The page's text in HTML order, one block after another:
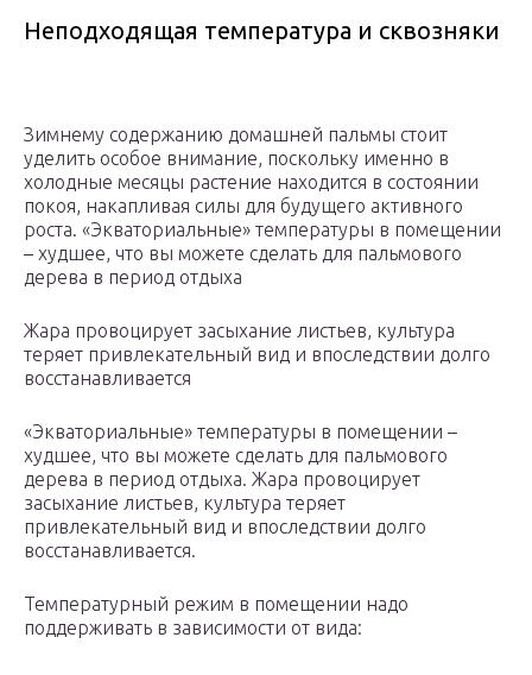
Неподходящая температура и сквозняки
Зимнему содержанию домашней пальмы стоит
уделить особое внимание, поскольку именно в
холодные месяцы растение находится в состоянии
покоя, накапливая силы для будущего активного
роста. «Экваториальные» температуры в помещении
– худшее, что вы можете сделать для пальмового
дерева в период отдыха
Жара провоцирует засыхание листьев, культура
теряет привлекательный вид и впоследствии долго
восстанавливается
«Экваториальные» температуры в помещении –
худшее, что вы можете сделать для пальмового
дерева в период отдыха. Жара провоцирует
засыхание листьев, культура теряет
привлекательный вид и впоследствии долго
восстанавливается.
Температурный режим в помещении надо
поддерживать в зависимости от вида: